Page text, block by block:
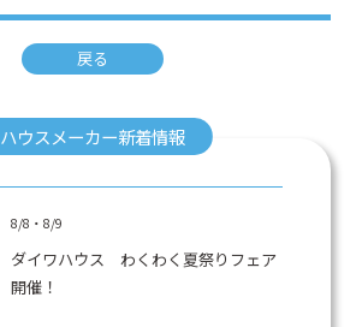
戻る
ハウスメーカー新着情報
8/8・8/9
ダイワハウス わくわく夏祭りフェア
開催！